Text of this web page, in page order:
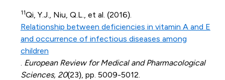
11Qi, Y.J., Niu, Q.L., et al. (2016).
Relationship between deficiencies in vitamin A and E
and occurrence of infectious diseases among
children
European Review for Medical and Pharmacological
Sciences, 20(23), pp. 5009-5012.